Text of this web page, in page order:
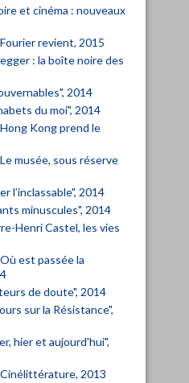
et cinéma : nouveaux
revient, 2015
: la boîte noire des
2014
du moi", 2014
Kong prend le
musée, sous réserve
l’inclassable", 2014
minuscules", 2014
Henri Castel, les vies
est passée la
de doute", 2014
sur la Résistance",
hier et aujourd'hui",
2013